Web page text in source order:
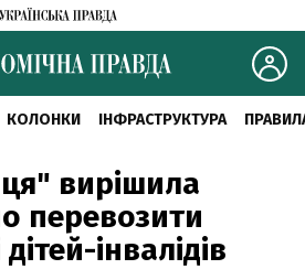
КОЛОНКИ ІНФРАСТРУКТУРА
вирішила
перевозити
інвалідів